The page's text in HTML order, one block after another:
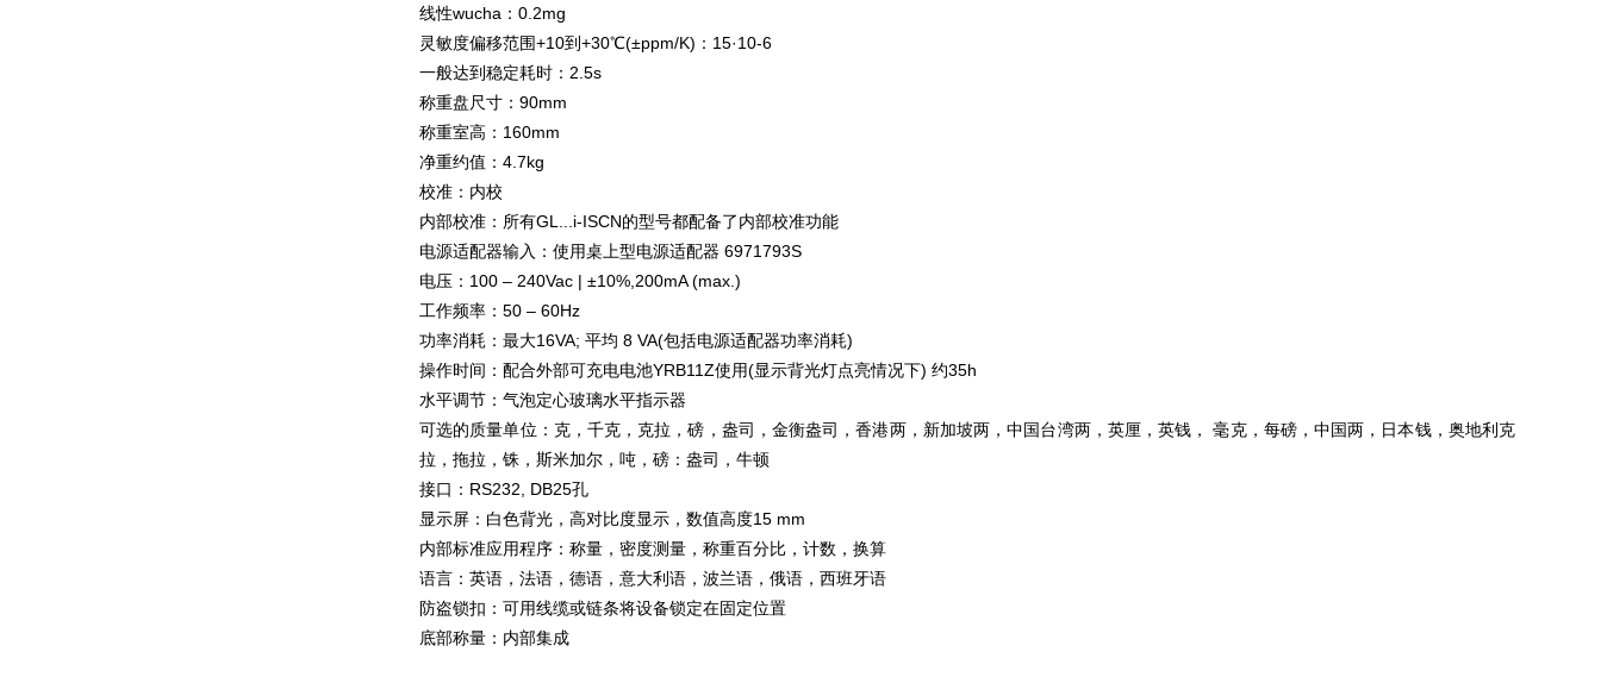
线性wucha：0.2mg
灵敏度偏移范围+10到+30℃(±ppm/K)：15·10-6
一般达到稳定耗时：2.5s
称重盘尺寸：90mm
称重室高：160mm
净重约值：4.7kg
校准：内校
内部校准：所有GL...i-ISCN的型号都配备了内部校准功能
电源适配器输入：使用桌上型电源适配器 6971793S
电压：100 – 240Vac | ±10%,200mA (max.)
工作频率：50 – 60Hz
功率消耗：最大16VA; 平均 8 VA(包括电源适配器功率消耗)
操作时间：配合外部可充电电池YRB11Z使用(显示背光灯点亮情况下) 约35h
水平调节：气泡定心玻璃水平指示器
可选的质量单位：克，千克，克拉，磅，盎司，金衡盎司，香港两，新加坡两，中国台湾两，英厘，英钱， 毫克，每磅，中国两，日本钱，奥地利克
拉，拖拉，铢，斯米加尔，吨，磅：盎司，牛顿
接口：RS232, DB25孔
显示屏：白色背光，高对比度显示，数值高度15 mm
内部标准应用程序：称量，密度测量，称重百分比，计数，换算
语言：英语，法语，德语，意大利语，波兰语，俄语，西班牙语
防盗锁扣：可用线缆或链条将设备锁定在固定位置
底部称量：内部集成